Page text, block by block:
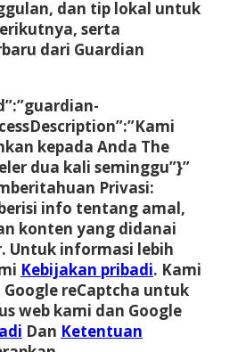
dan tip lokal untuk
serta
dari Guardian
kepada Anda The
dua kali seminggu”}”
Privasi:
info tentang amal,
konten yang didanai
Untuk informasi lebih
Kebijakan pribadi. Kami
reCaptcha untuk
web kami dan Google
Dan Ketentuan